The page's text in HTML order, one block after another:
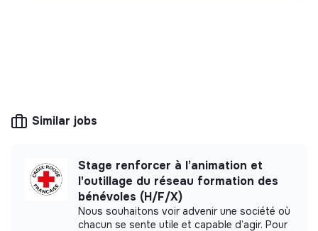
association, cooperative, foundation, mutual or
More information
Similar jobs
Stage renforcer à l’animation et
l'outillage du réseau formation des
bénévoles (H/F/X)
Nous souhaitons voir advenir une société où
chacun se sente utile et capable d’agir. Pour